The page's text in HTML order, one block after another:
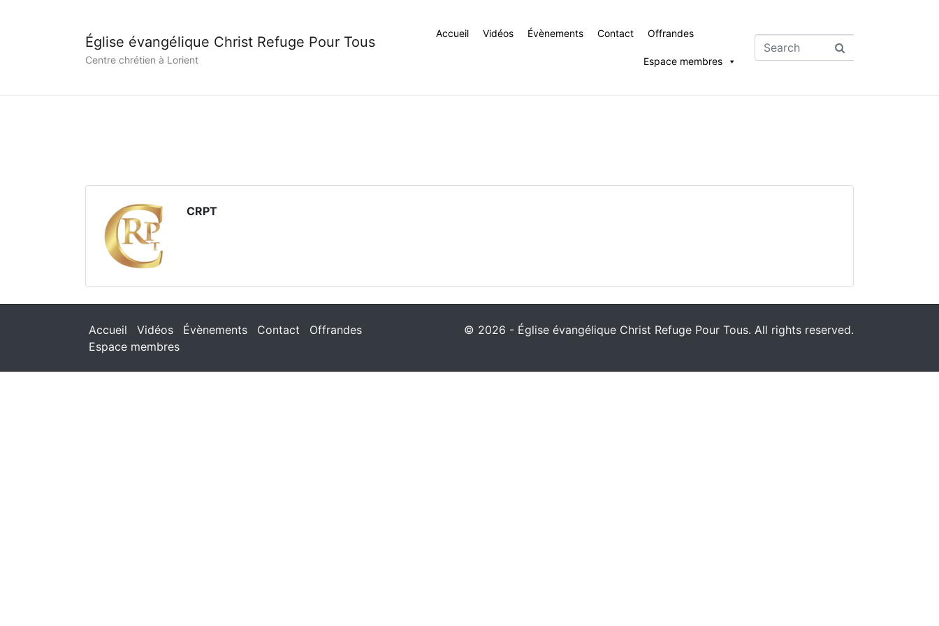
Église évangélique Christ Refuge Pour Tous
Centre chrétien à Lorient
Accueil Vidéos Évènements Contact Offrandes
Espace membres
CRPT
Accueil Vidéos Évènements Contact
Offrandes
Espace membres
© 2026 - Église évangélique Christ Refuge Pour Tous. All rights reserved.